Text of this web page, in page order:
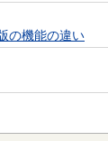
の機能の違い